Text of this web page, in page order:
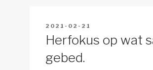
POSTED
2021-02-21
Herfokus op wat
gebed.